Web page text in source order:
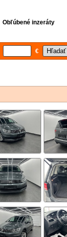
Obľúbené inzeráty
€